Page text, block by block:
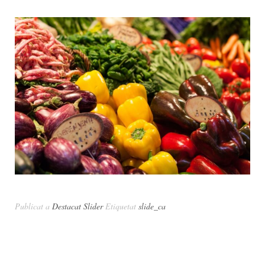
Publicat a Destacat Slider Etiquetat slide_ca